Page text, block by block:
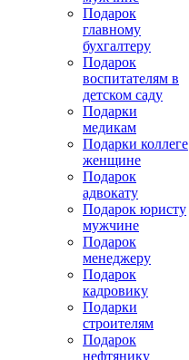
Подарок
главному
бухгалтеру
Подарок
воспитателям в
детском саду
Подарки
медикам
Подарки коллеге
женщине
Подарок
адвокату
Подарок юристу
мужчине
Подарок
менеджеру
Подарок
кадровику
Подарки
строителям
Подарок
нефтянику